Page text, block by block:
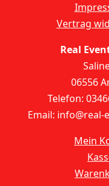
Vertrag
Real
06556
Telefon:
Email:
Mein